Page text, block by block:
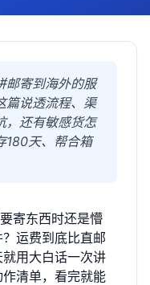
邮寄到海外的服
篇说透流程、渠
，还有敏感货怎
180天、帮合箱
寄东西时还是懵
运费到底比直邮
用大白话一次讲
清单，看完就能